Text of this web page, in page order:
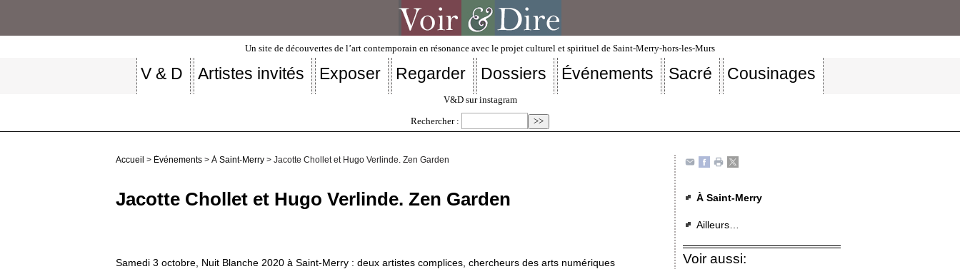
Un site de découvertes de l’art contemporain en résonance avec le projet culturel et spirituel de Saint-Merry-hors-les-Murs
V & D Artistes invités Exposer Regarder Dossiers Événements Sacré Cousinages
V&D sur instagram
Rechercher :
Accueil > Événements > À Saint-Merry > Jacotte Chollet et Hugo Verlinde. Zen Garden
Jacotte Chollet et Hugo Verlinde. Zen Garden
Samedi 3 octobre, Nuit Blanche 2020 à Saint-Merry : deux artistes complices, chercheurs des arts numériques
À Saint-Merry
Ailleurs…
Voir aussi: